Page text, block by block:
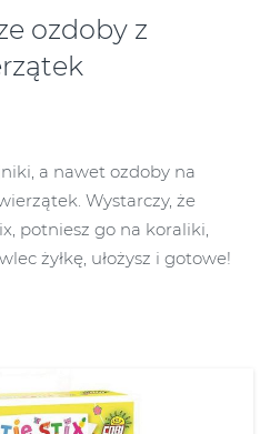
ozdoby z
a nawet ozdoby na
Wystarczy, że
potniesz go na koraliki,
żyłkę, ułożysz i gotowe!